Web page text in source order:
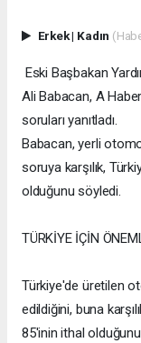
Erkek| Kadın
Eski Başbakan
Ali Babacan, A
soruları yanıtladı.
Babacan, yerli
soruya karşılık,
olduğunu söyledi.
TÜRKİYE İÇİN
Türkiye'de üretilen
edildiğini, buna
85'inin ithal